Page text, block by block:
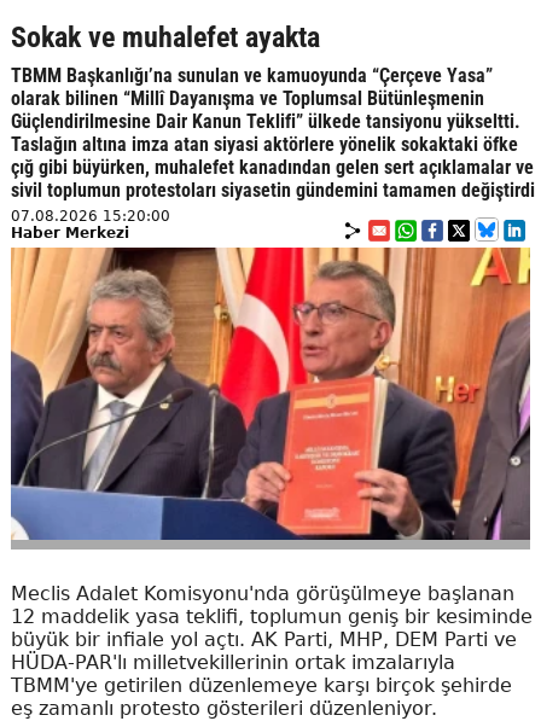
Sokak ve muhalefet ayakta
TBMM Başkanlığı’na sunulan ve kamuoyunda “Çerçeve Yasa”
olarak bilinen “Millî Dayanışma ve Toplumsal Bütünleşmenin
Güçlendirilmesine Dair Kanun Teklifi” ülkede tansiyonu yükseltti.
Taslağın altına imza atan siyasi aktörlere yönelik sokaktaki öfke
çığ gibi büyürken, muhalefet kanadından gelen sert açıklamalar ve
sivil toplumun protestoları siyasetin gündemini tamamen değiştirdi
07.08.2026 15:20:00
Haber Merkezi
Meclis Adalet Komisyonu'nda görüşülmeye başlanan
12 maddelik yasa teklifi, toplumun geniş bir kesiminde
büyük bir infiale yol açtı. AK Parti, MHP, DEM Parti ve
HÜDA-PAR'lı milletvekillerinin ortak imzalarıyla
TBMM'ye getirilen düzenlemeye karşı birçok şehirde
eş zamanlı protesto gösterileri düzenleniyor.